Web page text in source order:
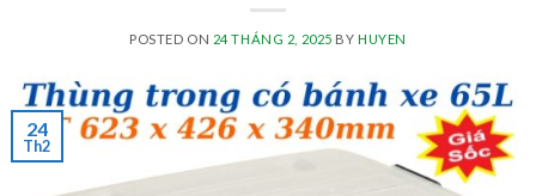
POSTED ON 24 THÁNG 2, 2025 BY HUYEN
24
Th2